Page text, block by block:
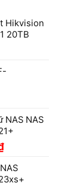
Hikvision
20TB
NAS NAS